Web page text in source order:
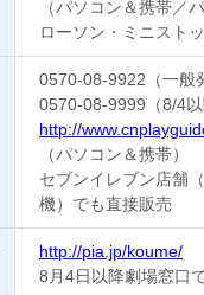
（パソコン＆携帯／
ローソン・ミニスト
0570-08-9922（一
0570-08-9999（8/4
http://
（パソコン＆携帯）
セブンイレブン店舗
機）でも直接販売
http://pia.jp/koume/
8月4日以降劇場窓口